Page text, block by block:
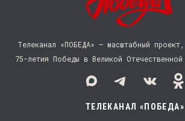
Телеканал «ПОБЕДА» — масштабный
75-летия Победы в Великой
ТЕЛЕКАНАЛ «ПОБЕДА»